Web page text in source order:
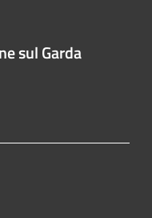
sul Garda